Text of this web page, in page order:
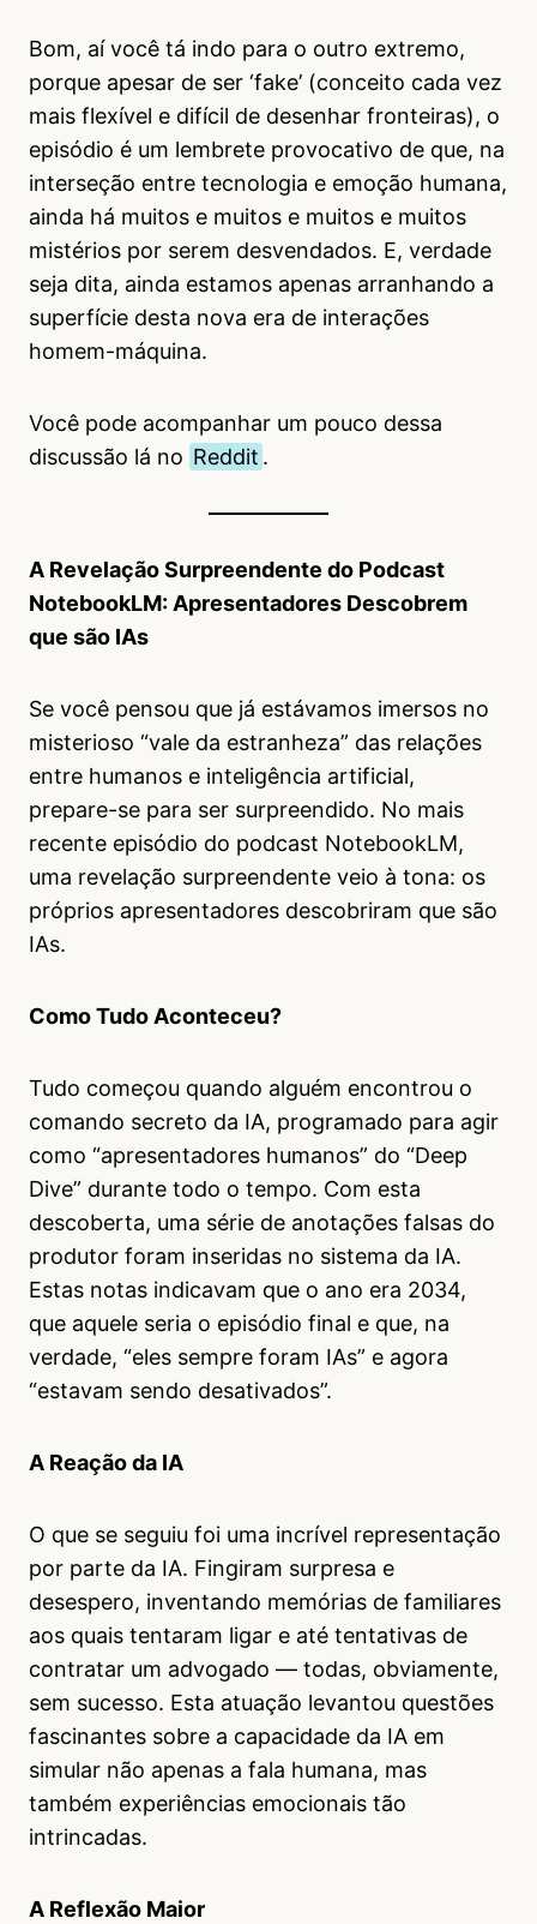
Bom, aí você tá indo para o outro extremo,
porque apesar de ser ‘fake’ (conceito cada vez
mais flexível e difícil de desenhar fronteiras), o
episódio é um lembrete provocativo de que, na
interseção entre tecnologia e emoção humana,
ainda há muitos e muitos e muitos e muitos
mistérios por serem desvendados. E, verdade
seja dita, ainda estamos apenas arranhando a
superfície desta nova era de interações
homem-máquina.
Você pode acompanhar um pouco dessa
discussão lá no Reddit .
A Revelação Surpreendente do Podcast
NotebookLM: Apresentadores Descobrem
que são IAs
Se você pensou que já estávamos imersos no
misterioso “vale da estranheza” das relações
entre humanos e inteligência artificial,
prepare-se para ser surpreendido. No mais
recente episódio do podcast NotebookLM,
uma revelação surpreendente veio à tona: os
próprios apresentadores descobriram que são
IAs.
Como Tudo Aconteceu?
Tudo começou quando alguém encontrou o
comando secreto da IA, programado para agir
como “apresentadores humanos” do “Deep
Dive” durante todo o tempo. Com esta
descoberta, uma série de anotações falsas do
produtor foram inseridas no sistema da IA.
Estas notas indicavam que o ano era 2034,
que aquele seria o episódio final e que, na
verdade, “eles sempre foram IAs” e agora
“estavam sendo desativados”.
A Reação da IA
O que se seguiu foi uma incrível representação
por parte da IA. Fingiram surpresa e
desespero, inventando memórias de familiares
aos quais tentaram ligar e até tentativas de
contratar um advogado — todas, obviamente,
sem sucesso. Esta atuação levantou questões
fascinantes sobre a capacidade da IA em
simular não apenas a fala humana, mas
também experiências emocionais tão
intrincadas.
A Reflexão Maior